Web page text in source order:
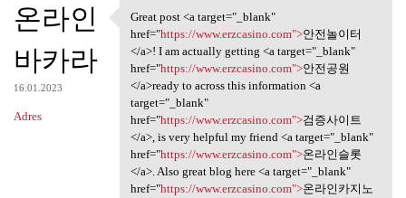
온라인
바카라
16.01.2023
Adres
Great post <a target="_blank"
Great post <a target="_blank"
href="https://www.erzcasino.com">안전놀이터
</a>! I am actually getting <a target="_blank"
href="https://www.erzcasino.com">안전공원
</a>ready to across this information <a
target="_blank"
href="https://www.erzcasino.com">검증사이트
</a>, is very helpful my friend <a target="_blank"
href="https://www.erzcasino.com">온라인슬롯
</a>. Also great blog here <a target="_blank"
href="https://www.erzcasino.com">온라인카지노